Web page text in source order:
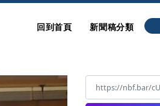
回到首頁 新聞稿分類